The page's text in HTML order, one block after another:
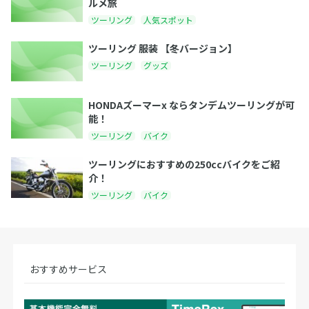
ツーリング 人気スポット
ツーリング 服装 【冬バージョン】
ツーリング グッズ
HONDAズーマーx ならタンデムツーリングが可
能！
ツーリング バイク
ツーリングにおすすめの250ccバイクをご紹
介！
ツーリング バイク
おすすめサービス